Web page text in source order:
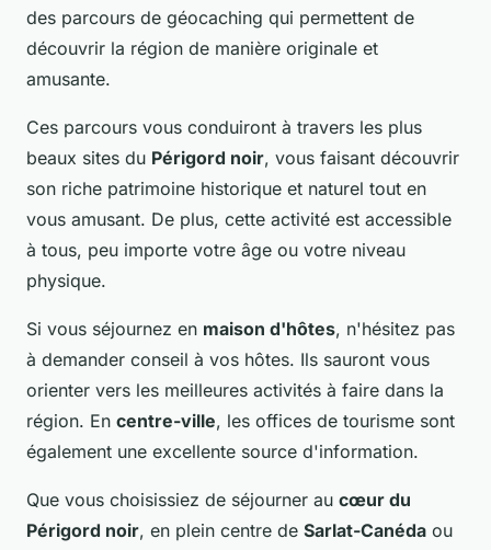
des parcours de géocaching qui permettent de
découvrir la région de manière originale et
amusante.
Ces parcours vous conduiront à travers les plus
beaux sites du Périgord noir, vous faisant découvrir
son riche patrimoine historique et naturel tout en
vous amusant. De plus, cette activité est accessible
à tous, peu importe votre âge ou votre niveau
physique.
Si vous séjournez en maison d'hôtes, n'hésitez pas
à demander conseil à vos hôtes. Ils sauront vous
orienter vers les meilleures activités à faire dans la
région. En centre-ville, les offices de tourisme sont
également une excellente source d'information.
Que vous choisissiez de séjourner au cœur du
Périgord noir, en plein centre de Sarlat-Canéda ou